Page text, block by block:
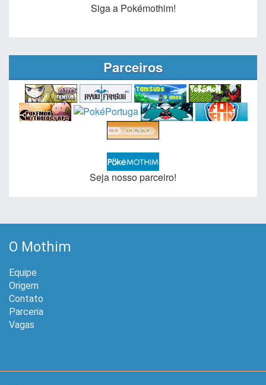
Siga a Pokémothim!
Parceiros
Seja nosso parceiro!
O Mothim
Equipe
Origem
Contato
Parceria
Vagas